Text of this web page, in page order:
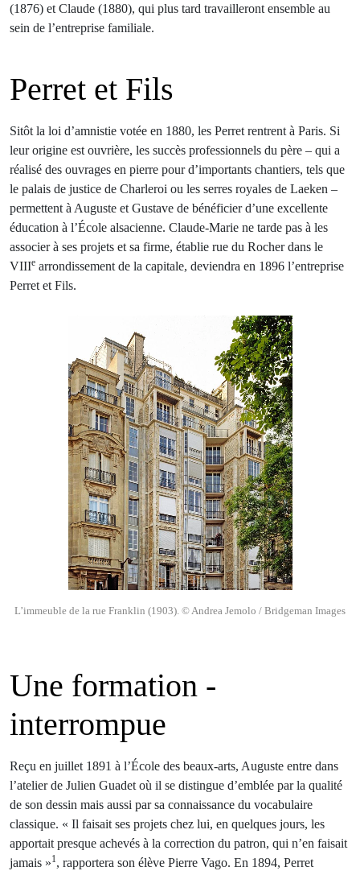
(1876) et Claude (1880), qui plus tard travailleront ensemble au
sein de l’entreprise familiale.
Perret et Fils
Sitôt la loi d’amnistie votée en 1880, les Perret rentrent à Paris. Si
leur origine est ouvrière, les succès professionnels du père – qui a
réalisé des ouvrages en pierre pour d’importants chantiers, tels que
le palais de justice de Charleroi ou les serres royales de Laeken –
permettent à Auguste et Gustave de bénéficier d’une excellente
éducation à l’École alsacienne. Claude-Marie ne tarde pas à les
associer à ses projets et sa firme, établie rue du Rocher dans le
VIIIe arrondissement de la capitale, deviendra en 1896 l’entreprise
Perret et Fils.
L’immeuble de la rue Franklin (1903). © Andrea Jemolo / Bridgeman Images
Une formation ­
interrompue
Reçu en juillet 1891 à l’École des beaux-arts, Auguste entre dans
l’atelier de Julien Guadet où il se distingue d’emblée par la qualité
de son dessin mais aussi par sa connaissance du vocabulaire
classique. « Il faisait ses projets chez lui, en quelques jours, les
apportait presque achevés à la correction du patron, qui n’en faisait
jamais »1, rapportera son élève Pierre Vago. En 1894, Perret